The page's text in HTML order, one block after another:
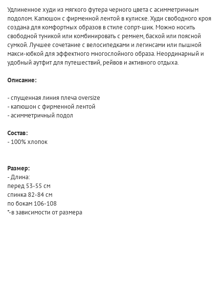
Удлиненное худи из мягкого футера черного цвета с асимметричным
подолом. Капюшон с фирменной лентой в кулиске. Худи свободного кроя
создана для комфортных образов в стиле сопрт-шик. Можно носить
свободной туникой или комбинировать с ремнем, баской или поясной
сумкой. Лучшее сочетание с велосипедками и легинсами или пышной
макси-юбкой для эффектного многослойного образа. Неординарный и
удобный аутфит для путешествий, рейвов и активного отдыха.
Описание:
- спущенная линия плеча oversize
- капюшон с фирменной лентой
- асимметричный подол
Состав:
- 100% хлопок
Размер:
- Длина:
перед 53-55 см
спинка 82-84 см
по бокам 106-108
*-в зависимости от размера